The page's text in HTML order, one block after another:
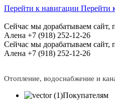
Перейти к навигации Перейти
Сейчас мы дорабатываем сайт,
Алена +7 (918) 252-12-26
Сейчас мы дорабатываем сайт,
Алена +7 (918) 252-12-26
Отопление, водоснабжение и
Покупателям